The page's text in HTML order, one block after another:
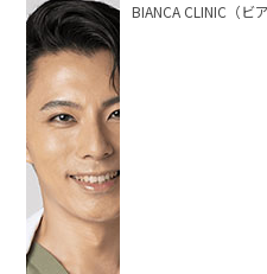
BIANCA CLINIC（ビ